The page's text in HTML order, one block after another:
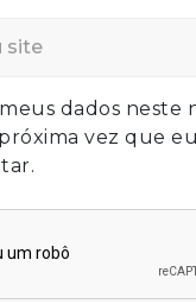
dados neste
vez que eu